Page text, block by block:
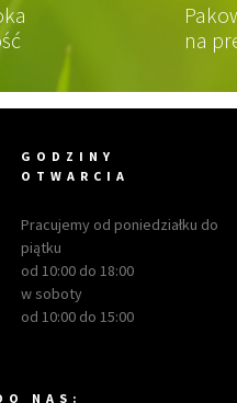
na
GODZINY
OTWARCIA
Pracujemy od poniedziałku do
piątku
od 10:00 do 18:00
w soboty
od 10:00 do 15:00
NAS: